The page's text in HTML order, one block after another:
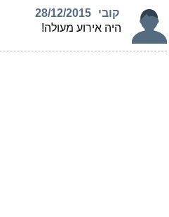
קובי
28/12/2015
היה אירוע מעולה!